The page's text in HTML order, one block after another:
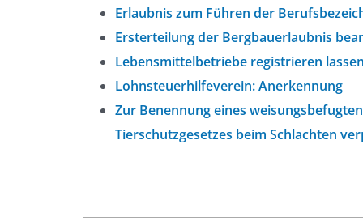
Erlaubnis zum Führen der
Ersterteilung der Bergbauerlaubnis
Lebensmittelbetriebe registrieren lassen
Lohnsteuerhilfeverein: Anerkennung
Zur Benennung eines
Tierschutzgesetzes beim Schlachten